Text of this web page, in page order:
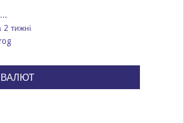
тижні
ВАЛЮТ